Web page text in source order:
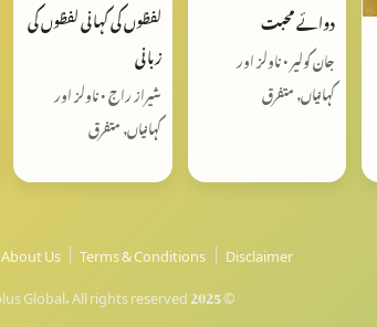
دوائے محبت
جان کولیر • ناولز اور
کہانیاں, متفرق
لفظوں کی کہانی لفظوں کی
زبانی
شیراز راج • ناولز اور
کہانیاں, متفرق
About Us | Terms & Conditions | Disclaimer
© 2025 SGEmplus Global. All rights reserved.